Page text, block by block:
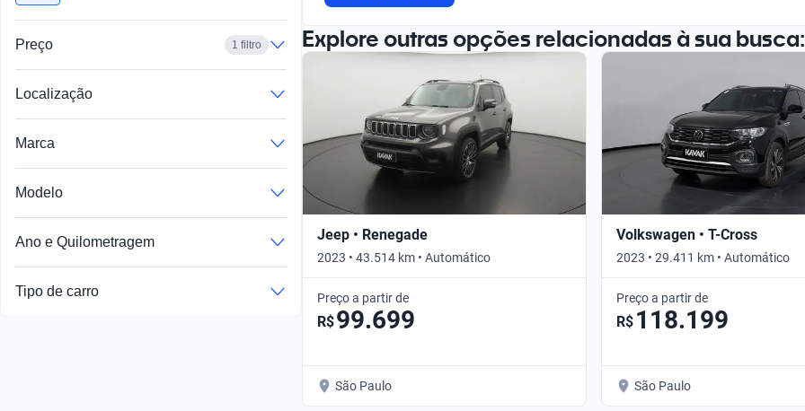
Busque por versão
Preço 1 filtro
Localização
Marca
Modelo
Ano e Quilometragem
Tipo de carro
Explore outras opções relacionadas à sua busca:
Jeep • Renegade
2023 • 43.514 km • Automático
Preço a partir de
R$99.699
São Paulo
Volkswagen • T-Cross
2023 • 29.411 km • Automático
Preço a partir de
R$ 118.199
São Paulo